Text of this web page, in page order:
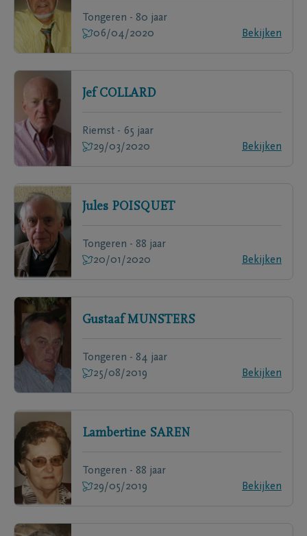
Tongeren - 80 jaar
06/04/2020
Bekijken
Jef COLLARD
Riemst - 65 jaar
29/03/2020
Bekijken
Jules POISQUET
Tongeren - 88 jaar
20/01/2020
Bekijken
Gustaaf MUNSTERS
Tongeren - 84 jaar
25/08/2019
Bekijken
Lambertine SAREN
Tongeren - 88 jaar
29/05/2019
Bekijken